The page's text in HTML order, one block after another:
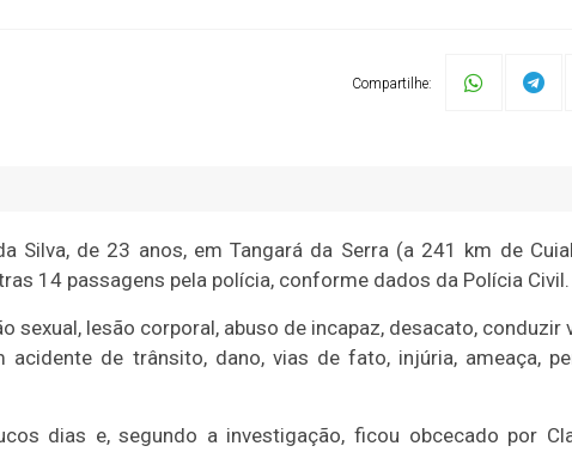
Compartilhe:
Silva, de 23 anos, em Tangará da Serra (a 241 km de
14 passagens pela polícia, conforme dados da Polícia Civil.
sexual, lesão corporal, abuso de incapaz, desacato, conduzir
de trânsito, dano, vias de fato, injúria, ameaça,
dias e, segundo a investigação, ficou obcecado por